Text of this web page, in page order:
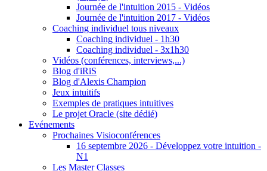
Journée de l'intuition 2015 - Vidéos
Journée de l'intuition 2017 - Vidéos
Coaching individuel tous niveaux
Coaching individuel - 1h30
Coaching individuel - 3x1h30
Vidéos (conférences, interviews,...)
Blog d'iRiS
Blog d'Alexis Champion
Jeux intuitifs
Exemples de pratiques intuitives
Le projet Oracle (site dédié)
Evénements
Prochaines Visioconférences
16 septembre 2026 - Développez votre intuition -
N1
Les Master Classes